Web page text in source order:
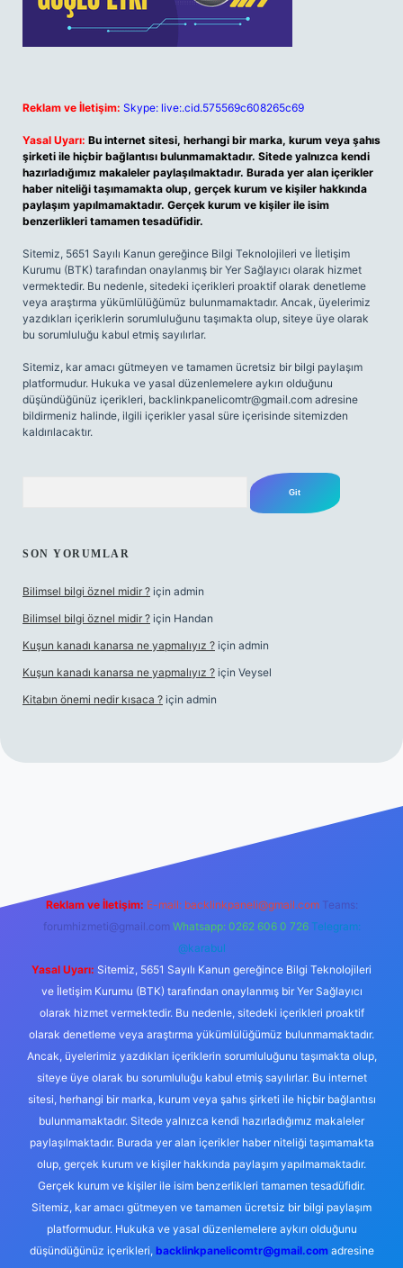
Reklam ve İletişim: Skype: live:.cid.575569c608265c69
Yasal Uyarı: Bu internet sitesi, herhangi bir marka, kurum veya şahıs
şirketi ile hiçbir bağlantısı bulunmamaktadır. Sitede yalnızca kendi
hazırladığımız makaleler paylaşılmaktadır. Burada yer alan içerikler
haber niteliği taşımamakta olup, gerçek kurum ve kişiler hakkında
paylaşım yapılmamaktadır. Gerçek kurum ve kişiler ile isim
benzerlikleri tamamen tesadüfidir.
Sitemiz, 5651 Sayılı Kanun gereğince Bilgi Teknolojileri ve İletişim
Kurumu (BTK) tarafından onaylanmış bir Yer Sağlayıcı olarak hizmet
vermektedir. Bu nedenle, sitedeki içerikleri proaktif olarak denetleme
veya araştırma yükümlülüğümüz bulunmamaktadır. Ancak, üyelerimiz
yazdıkları içeriklerin sorumluluğunu taşımakta olup, siteye üye olarak
bu sorumluluğu kabul etmiş sayılırlar.
Sitemiz, kar amacı gütmeyen ve tamamen ücretsiz bir bilgi paylaşım
platformudur. Hukuka ve yasal düzenlemelere aykırı olduğunu
düşündüğünüz içerikleri, backlinkpanelicomtr@gmail.com adresine
bildirmeniz halinde, ilgili içerikler yasal süre içerisinde sitemizden
kaldırılacaktır.
SON YORUMLAR
Bilimsel bilgi öznel midir ? için admin
Bilimsel bilgi öznel midir ? için Handan
Kuşun kanadı kanarsa ne yapmalıyız ? için admin
Kuşun kanadı kanarsa ne yapmalıyız ? için Veysel
Kitabın önemi nedir kısaca ? için admin
Reklam ve İletişim: E-mail: backlinkpaneli@gmail.com Teams:
forumhizmeti@gmail.com Whatsapp: 0262 606 0 726 Telegram:
@karabul
Yasal Uyarı: Sitemiz, 5651 Sayılı Kanun gereğince Bilgi Teknolojileri
ve İletişim Kurumu (BTK) tarafından onaylanmış bir Yer Sağlayıcı
olarak hizmet vermektedir. Bu nedenle, sitedeki içerikleri proaktif
olarak denetleme veya araştırma yükümlülüğümüz bulunmamaktadır.
Ancak, üyelerimiz yazdıkları içeriklerin sorumluluğunu taşımakta olup,
siteye üye olarak bu sorumluluğu kabul etmiş sayılırlar. Bu internet
sitesi, herhangi bir marka, kurum veya şahıs şirketi ile hiçbir bağlantısı
bulunmamaktadır. Sitede yalnızca kendi hazırladığımız makaleler
paylaşılmaktadır. Burada yer alan içerikler haber niteliği taşımamakta
olup, gerçek kurum ve kişiler hakkında paylaşım yapılmamaktadır.
Gerçek kurum ve kişiler ile isim benzerlikleri tamamen tesadüfidir.
Sitemiz, kar amacı gütmeyen ve tamamen ücretsiz bir bilgi paylaşım
platformudur. Hukuka ve yasal düzenlemelere aykırı olduğunu
düşündüğünüz içerikleri, backlinkpanelicomtr@gmail.comadresine